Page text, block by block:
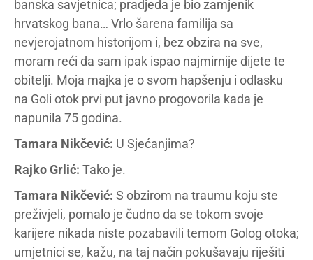
banska savjetnica; pradjeda je bio zamjenik
hrvatskog bana… Vrlo šarena familija sa
nevjerojatnom historijom i, bez obzira na sve,
moram reći da sam ipak ispao najmirnije dijete te
obitelji. Moja majka je o svom hapšenju i odlasku
na Goli otok prvi put javno progovorila kada je
napunila 75 godina.
Tamara Nikčević: U Sjećanjima?
Rajko Grlić: Tako je.
Tamara Nikčević: S obzirom na traumu koju ste
preživjeli, pomalo je čudno da se tokom svoje
karijere nikada niste pozabavili temom Golog otoka;
umjetnici se, kažu, na taj način pokušavaju riješiti